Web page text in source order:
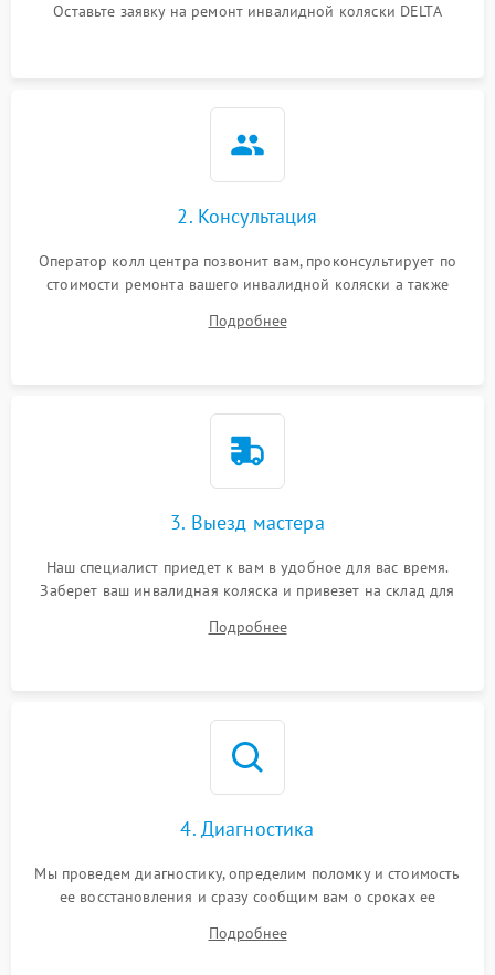
Оставьте заявку на ремонт инвалидной коляски DELTA
2. Консультация
Оператор колл центра позвонит вам, проконсультирует по
стоимости ремонта вашего инвалидной коляски а также
Подробнее
3. Выезд мастера
Наш специалист приедет к вам в удобное для вас время.
Заберет ваш инвалидная коляска и привезет на склад для
Подробнее
4. Диагностика
Мы проведем диагностику, определим поломку и стоимость
ее восстановления и сразу сообщим вам о сроках ее
Подробнее